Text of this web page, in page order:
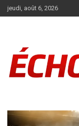
Aller
au
jeudi, août 6, 2026
News